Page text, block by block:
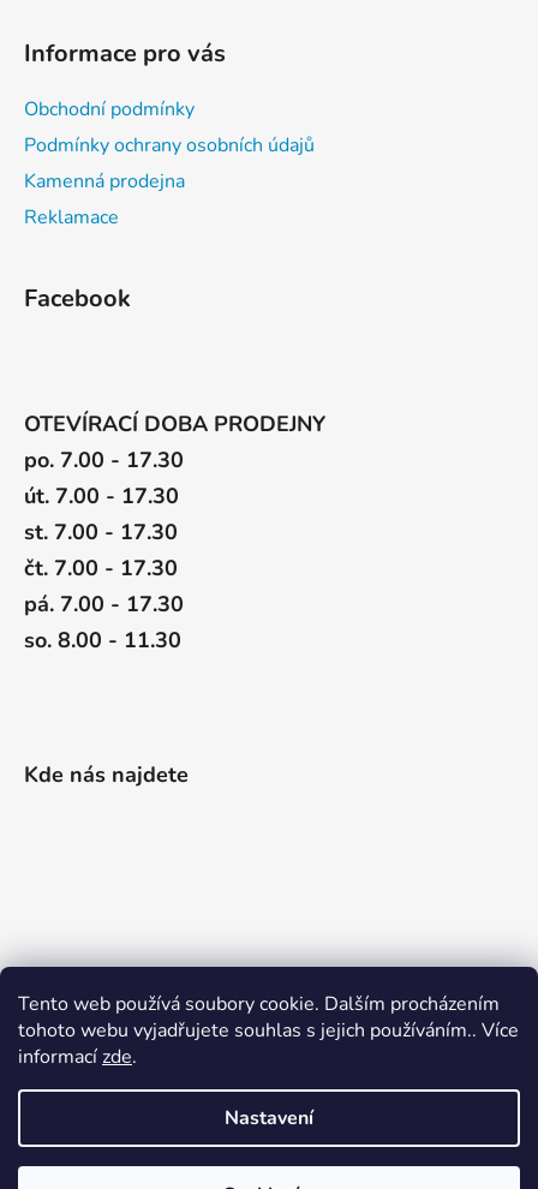
Tento web používá soubory cookie. Dalším procházením
tohoto webu vyjadřujete souhlas s jejich používáním.. Více
informacízde.
Nastavení
Informace pro vás
Obchodní podmínky
Podmínky ochrany osobních údajů
Kamenná prodejna
Reklamace
Facebook
OTEVÍRACÍ DOBA PRODEJNY
po. 7.00 - 17.30
út. 7.00 - 17.30
st. 7.00 - 17.30
čt. 7.00 - 17.30
pá. 7.00 - 17.30
so. 8.00 - 11.30
Kde nás najdete
Vytvořil Shoptet|Realizoval Appgrade